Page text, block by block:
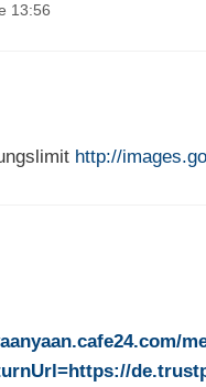
13:56
http://